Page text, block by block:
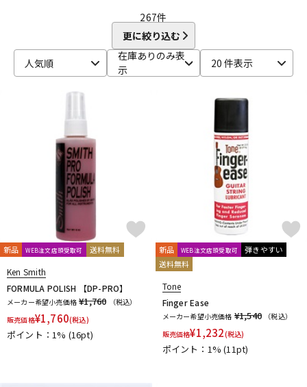
dmi guitar labs Doc Simons
DURACELL E.W.S.
Editions Bim
Electro Harmonix ele-king books
EMERSON CUSTOM
EMG Enfini Custom Works
ENGL
Fender USA
FERNANDES ／ Burny
Floyd Rose
Fred Kelly
Free The Tone
Freedom Custom Guitar Research
Freeway Switch
G.I. Batteries G7th GATOR Frameworks
GID GigBag
GORILLA SNOT
Grande uomo Graph Tech
Gravity Guitar Picks
Greg Bennett GRETSCH
GrooveTech Tools
Grover
Grover Allman Gruv Gear
GUITTO
Hal Leonard
Happich
Headway
HERCO HERCULES HexHider
Hofner
HOSCO HOWARD HUDSON MUSIC
Ikebe Original
Inner Bamboo Bass Instruments (IBBI)
J.P.CARLOS
John Pearse K&M K.Yairi
267件
更に絞り込む
人気順
在庫ありのみ表
示
20 件表示
新品 WEB注文店頭受取可 送料無料
Ken Smith
FORMULA POLISH 【DP-PRO】
メーカー希望小売価格 ¥1,760
（税込）
販売価格¥1,760(税込)
ポイント：1% (16pt)
新品 WEB注文店頭受取可
弾きやすい
送料無料
Tone
Finger Ease
メーカー希望小売価格 ¥1,540
（税込）
販売価格¥1,232(税込)
ポイント：1%(11pt)